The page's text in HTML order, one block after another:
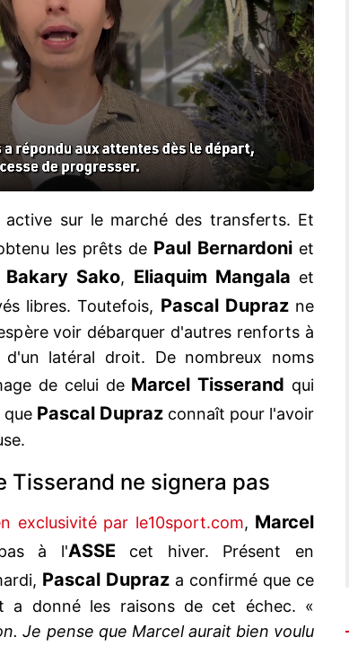
active sur le marché des transferts. Et
les prêts de Paul Bernardoni et
Bakary Sako, Eliaquim Mangala et
libres. Toutefois, Pascal Duprazne
voir débarquer d'autres renforts à
latéral droit. De nombreux noms
de celui de Marcel Tisserand qui
que Pascal Duprazconnaît pour l'avoir
Tisserand ne signera pas
exclusivité par le10sport.com, Marcel
à l'ASSE cet hiver. Présent en
Pascal Dupraz a confirmé que ce
a donné les raisons de cet échec. «
Je pense que Marcel aurait bien voulu